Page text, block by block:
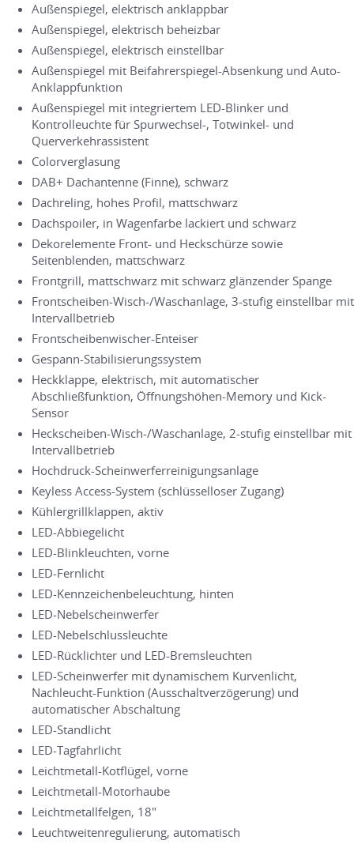
Außenspiegel, elektrisch anklappbar
Außenspiegel, elektrisch beheizbar
Außenspiegel, elektrisch einstellbar
Außenspiegel mit Beifahrerspiegel-Absenkung und Auto-
Anklappfunktion
Außenspiegel mit integriertem LED-Blinker und
Kontrolleuchte für Spurwechsel-, Totwinkel- und
Querverkehrassistent
Colorverglasung
DAB+ Dachantenne (Finne), schwarz
Dachreling, hohes Profil, mattschwarz
Dachspoiler, in Wagenfarbe lackiert und schwarz
Dekorelemente Front- und Heckschürze sowie
Seitenblenden, mattschwarz
Frontgrill, mattschwarz mit schwarz glänzender Spange
Frontscheiben-Wisch-/Waschanlage, 3-stufig einstellbar mit
Intervallbetrieb
Frontscheibenwischer-Enteiser
Gespann-Stabilisierungssystem
Heckklappe, elektrisch, mit automatischer
Abschließfunktion, Öffnungshöhen-Memory und Kick-
Sensor
Heckscheiben-Wisch-/Waschanlage, 2-stufig einstellbar mit
Intervallbetrieb
Hochdruck-Scheinwerferreinigungsanlage
Keyless Access-System (schlüsselloser Zugang)
Kühlergrillklappen, aktiv
LED-Abbiegelicht
LED-Blinkleuchten, vorne
LED-Fernlicht
LED-Kennzeichenbeleuchtung, hinten
LED-Nebelscheinwerfer
LED-Nebelschlussleuchte
LED-Rücklichter und LED-Bremsleuchten
LED-Scheinwerfer mit dynamischem Kurvenlicht,
Nachleucht-Funktion (Ausschaltverzögerung) und
automatischer Abschaltung
LED-Standlicht
LED-Tagfahrlicht
Leichtmetall-Kotflügel, vorne
Leichtmetall-Motorhaube
Leichtmetallfelgen, 18"
Leuchtweitenregulierung, automatisch